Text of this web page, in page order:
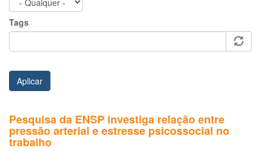
Tags
Aplicar
Pesquisa da ENSP investiga relação entre
pressão arterial e estresse psicossocial no
trabalho